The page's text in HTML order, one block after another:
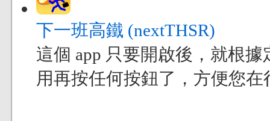
下一班高鐵 (nextTHSR)
這個 app 只要開啟後，就根
用再按任何按鈕了，方便您